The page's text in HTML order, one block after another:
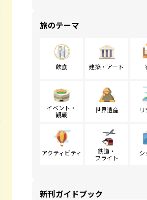
旅のテーマ
飲食 建築・アート
イベント・
観戦
世界遺産
アクティビティ
鉄道・
フライト
シ
新刊ガイドブック